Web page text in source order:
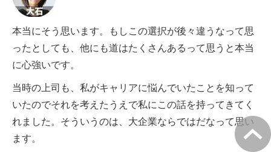
本当にそう思います。もしこの選択が後々違うなって思
ったとしても、他にも道はたくさんあるって思うと本当
に心強いです。
当時の上司も、私がキャリアに悩んでいたことを知って
いたのでそれを考えたうえで私にこの話を持ってきてく
れました。そういうのは、大企業ならではだなって思い
ます。